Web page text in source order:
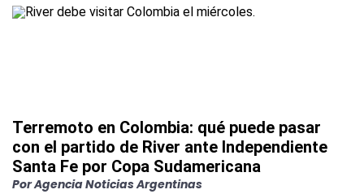
Terremoto en Colombia: qué puede pasar
con el partido de River ante Independiente
Santa Fe por Copa Sudamericana
PorAgencia Noticias Argentinas